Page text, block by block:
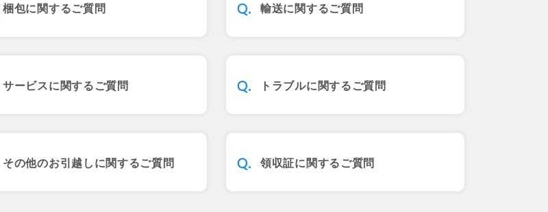
梱包に関するご質問 輸送に関するご質問
サービスに関するご質問 トラブルに関するご質問
その他のお引越しに関するご質問 領収証に関するご質問